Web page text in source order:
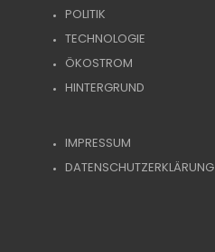
POLITIK
TECHNOLOGIE
ÖKOSTROM
HINTERGRUND
IMPRESSUM
DATENSCHUTZERKLÄRUNG